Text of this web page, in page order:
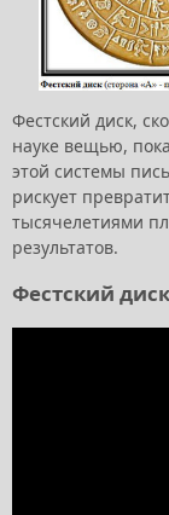
Фестский диск,
науке вещью,
этой системы
рискует
тысячелетиями
результатов.
Фестский